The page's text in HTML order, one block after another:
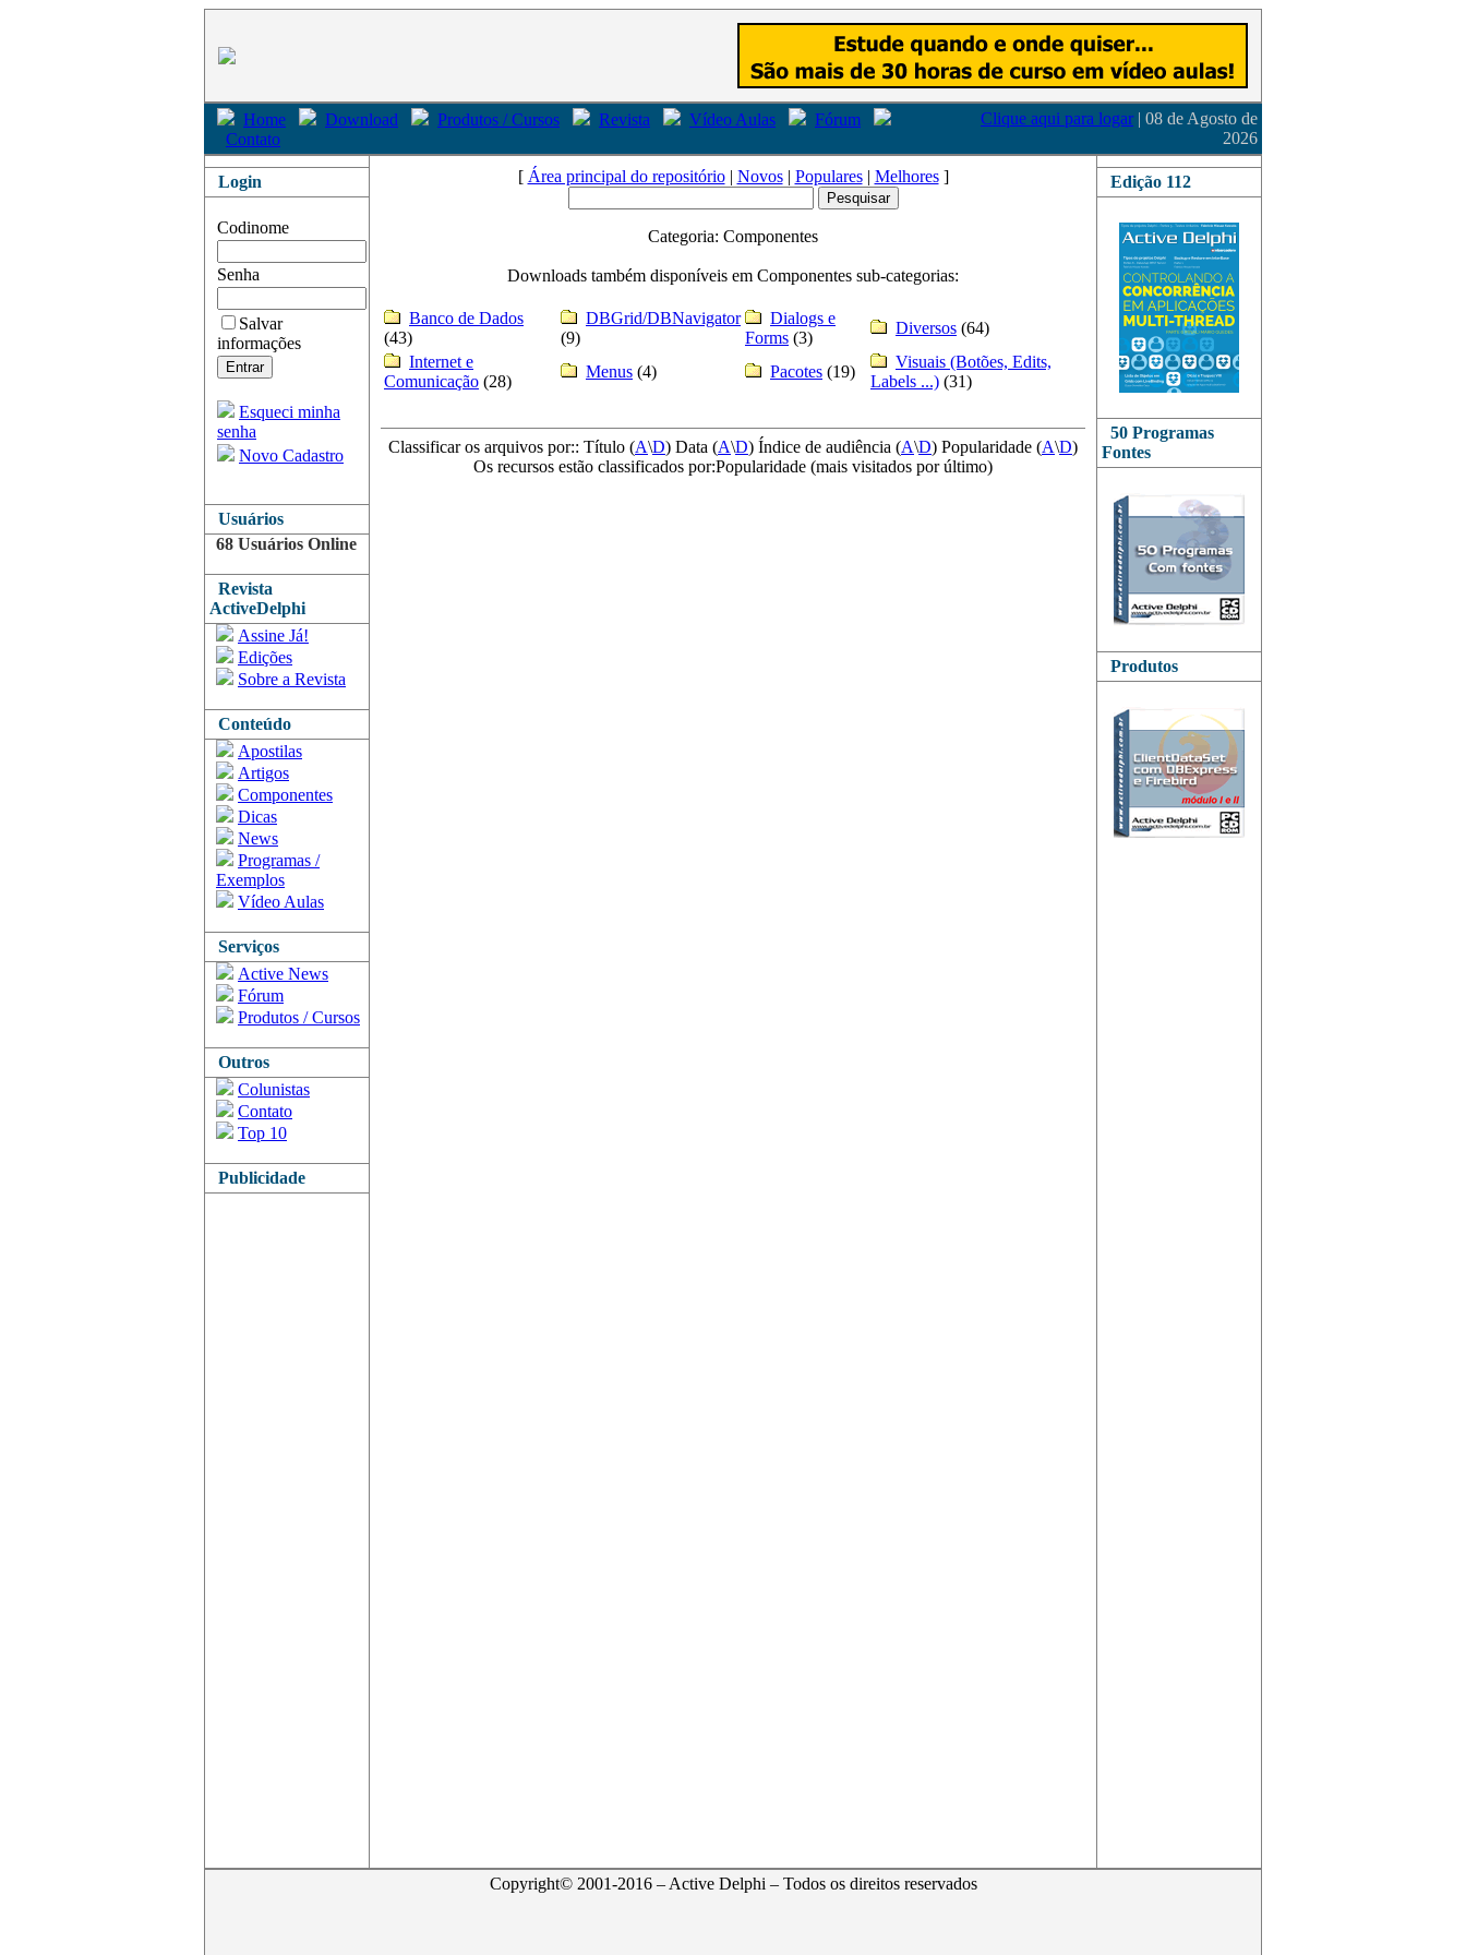
Home Download Produtos / Cursos Revista Vídeo Aulas
Fórum
Contato
Clique aqui para logar | 08 de Agosto de
2026
Login
Codinome
Senha
Salvar
informações
Esqueci minha
senha
Novo Cadastro
Usuários
68 Usuários Online
Revista
ActiveDelphi
Assine Já!
Edições
Sobre a Revista
Conteúdo
Apostilas
Artigos
Componentes
Dicas
News
Programas /
Exemplos
Vídeo Aulas
Serviços
Active News
Fórum
Produtos / Cursos
Outros
Colunistas
Contato
Top 10
Publicidade
[ Área principal do repositório| Novos| Populares| Melhores]
Categoria: Componentes
Downloads também disponíveis em Componentes sub-categorias:
Banco de Dados
(43)
DBGrid/DBNavigator
(9)
Dialogs e
Forms (3)
Diversos (64)
Internet e
Comunicação (28)
Menus (4) Pacotes (19)
Visuais (Botões, Edits,
Labels ...) (31)
Classificar os arquivos por:: Título (A\D) Data (A\D) Índice de audiência (A\D) Popularidade (A\D)
Os recursos estão classificados por:Popularidade (mais visitados por último)
Edição 112
50 Programas
Fontes
Produtos
Copyright© 2001-2016 – Active Delphi – Todos os direitos reservados